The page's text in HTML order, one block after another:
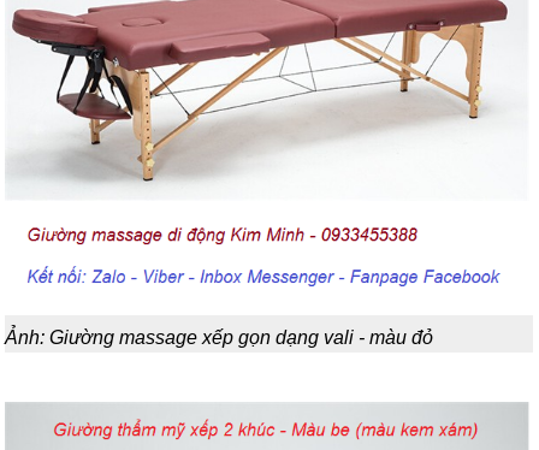
Ảnh: Giường massage xếp gọn dạng vali - màu đỏ